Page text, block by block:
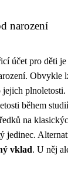
narození
účet pro děti
Obvykle
jejich
během
na
jedinec.
vklad. U něj